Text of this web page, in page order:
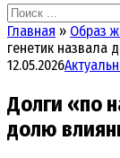
Search
for:
Главная » Образ
генетик назвала
12.05.2026
Долги «по
долю